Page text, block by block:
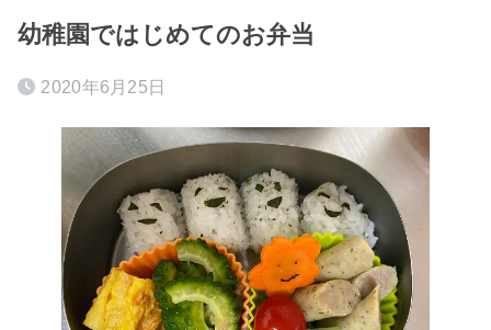
幼稚園ではじめてのお弁当
2020年6月25日